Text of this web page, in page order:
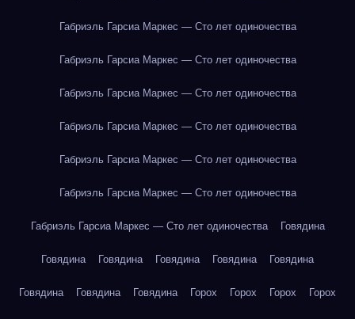
Габриэль Гарсиа Маркес — Сто лет одиночества
Габриэль Гарсиа Маркес — Сто лет одиночества
Габриэль Гарсиа Маркес — Сто лет одиночества
Габриэль Гарсиа Маркес — Сто лет одиночества
Габриэль Гарсиа Маркес — Сто лет одиночества
Габриэль Гарсиа Маркес — Сто лет одиночества
Габриэль Гарсиа Маркес — Сто лет одиночества Говядина
Говядина Говядина Говядина Говядина Говядина
Говядина Говядина Говядина Горох Горох Горох Горох